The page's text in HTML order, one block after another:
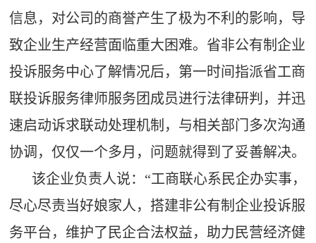
信息，对公司的商誉产生了极为不利的影响，导
致企业生产经营面临重大困难。省非公有制企业
投诉服务中心了解情况后，第一时间指派省工商
联投诉服务律师服务团成员进行法律研判，并迅
速启动诉求联动处理机制，与相关部门多次沟通
协调，仅仅一个多月，问题就得到了妥善解决。
该企业负责人说：“工商联心系民企办实事，
尽心尽责当好娘家人，搭建非公有制企业投诉服
务平台，维护了民企合法权益，助力民营经济健